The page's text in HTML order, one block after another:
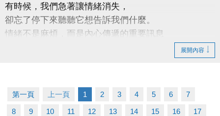
有時候，我們急著讓情緒消失，
卻忘了停下來聽聽它想告訴我們什麼。
情緒不是麻煩，而是內心傳遞的重要訊息
【本次講座主題】
展開內容
第一頁 上一頁 1 2 3 4 5 6 7
8 9 10 11 12 13 14 15 16 17